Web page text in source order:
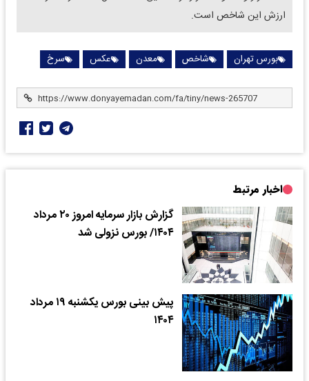
ارزش این شاخص است.
بورس تهران شاخص معدن عکس سرخ
اخبار مرتبط
گزارش بازار سرمایه امروز ۲۰ مرداد
۱۴۰۴/ بورس نزولی شد
پیش بینی بورس یکشنبه ۱۹ مرداد
۱۴۰۴